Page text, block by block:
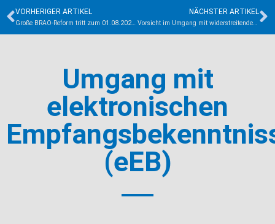
VORHERIGER ARTIKEL
Große BRAO-Reform tritt zum 01.08.2022 in Kraft
NÄCHSTER ARTIKEL
Vorsicht im Umgang mit widerstreitenden Interessen
Umgang mit
elektronischen
(eEB)